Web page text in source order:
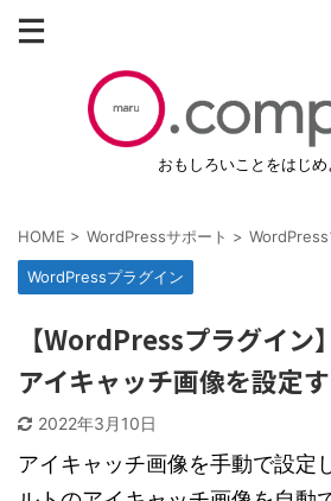
おもしろいことをはじめ
HOME > WordPressサポート > WordPress
WordPressプラグイン
【WordPressプラグイン
アイキャッチ画像を設定
2022年3月10日
アイキャッチ画像を手動で設定